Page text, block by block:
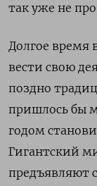
так уже не
Долгое время
вести свою
поздно
пришлось бы
годом
Гигантский
предъявляют